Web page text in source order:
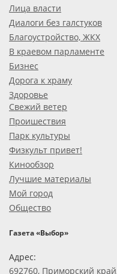
Лица власти
Диалоги без галстуков
Благоустройство, ЖКХ
В краевом парламенте
Бизнес
Дорога к храму
Здоровье
Свежий ветер
Проишествия
Парк культуры
Физкульт привет!
Кинообзор
Лучшие материалы
Мой город
Общество
Газета «Выбор»
Адрес:
692760, Приморский